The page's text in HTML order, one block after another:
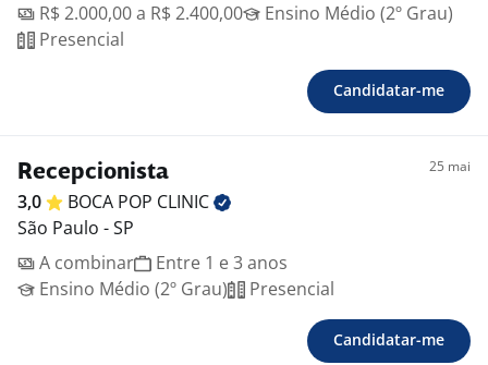
R$ 2.000,00 a R$ 2.400,00
Ensino Médio (2º Grau)
Presencial
Candidatar-me
Recepcionista 25 mai
3,0 BOCA POP CLINIC
São Paulo - SP
A combinar
Entre 1 e 3 anos
Ensino Médio (2º Grau)
Presencial
Candidatar-me